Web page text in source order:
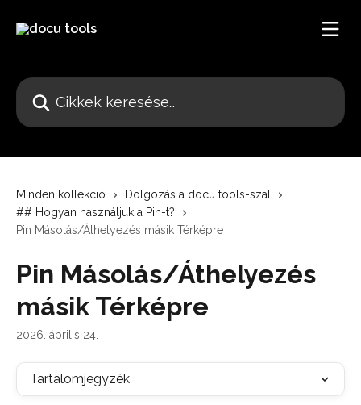
Cikkek keresése…
Minden kollekció
Dolgozás a docu tools-szal
## Hogyan használjuk a Pin-t?
Pin Másolás/Áthelyezés másik Térképre
Pin Másolás/Áthelyezés
másik Térképre
2026. április 24.
Tartalomjegyzék